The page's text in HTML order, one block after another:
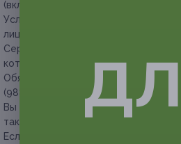
(включительно).
Услуга предоставляется только
лицам.
Сертификат действует для новых
которые не посещали салон
Обязательна предварительная
(988) 075-10-76.
Вы можете предъявить сертификат
так и в электронном виде.
Если участник акции не